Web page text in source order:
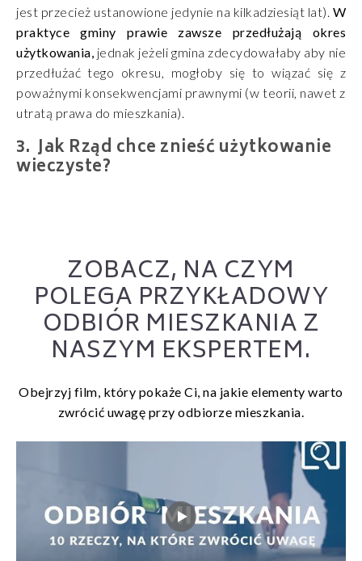
jest przecież ustanowione jedynie na kilkadziesiąt lat). W
praktyce gminy prawie zawsze przedłużają okres
użytkowania, jednak jeżeli gmina zdecydowałaby aby nie
przedłużać tego okresu, mogłoby się to wiązać się z
poważnymi konsekwencjami prawnymi (w teorii, nawet z
utratą prawa do mieszkania).
Jak Rząd chce znieść użytkowanie
wieczyste?
ZOBACZ, NA CZYM
POLEGA PRZYKŁADOWY
ODBIÓR MIESZKANIA Z
NASZYM EKSPERTEM.
Obejrzyj film, który pokaże Ci, na jakie elementy warto
zwrócić uwagę przy odbiorze mieszkania.